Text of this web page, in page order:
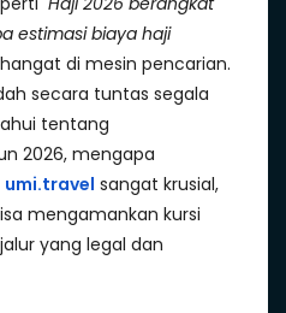
estimasi biaya haji
di mesin pencarian.
secara tuntas segala
tentang
2026, mengapa
umi.travel sangat krusial,
mengamankan kursi
yang legal dan